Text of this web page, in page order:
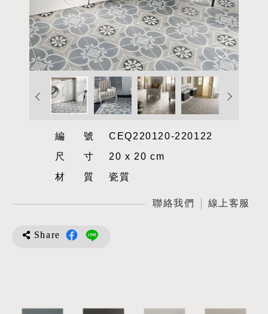
編號CEQ220120-220122
尺寸20 x 20 cm
材質瓷質
聯絡我們 線上客服
Share